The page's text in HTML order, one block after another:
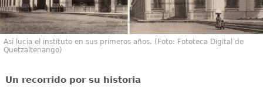
Así lucía el instituto en sus primeros años. (Foto: Fototeca Digital de
Quetzaltenango)
Un recorrido por su historia